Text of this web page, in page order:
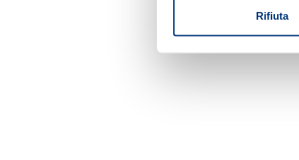
Identificare il tuo
digitali).
Rifiuta